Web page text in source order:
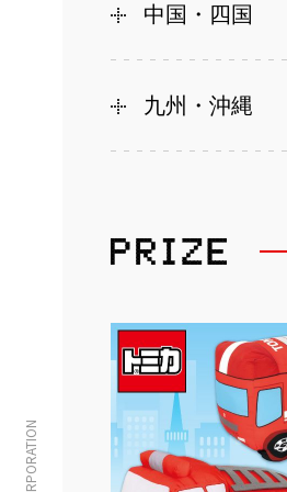
中国・四国
九州・沖縄